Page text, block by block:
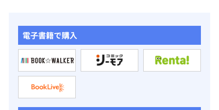
電子書籍で購入